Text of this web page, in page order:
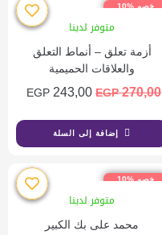
خصم %10
متوفر لدينا
أزمة تعلق – أنماط التعلق
والعلاقات الحميمية
270,00
EGP
243,00
EGP
إضافة إلى السلة
خصم %10
متوفر لدينا
محمد على بك الكبير